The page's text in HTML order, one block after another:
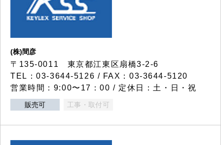
(株)間彦
〒135-0011 東京都江東区扇橋3-2-6
TEL：03-3644-5126 / FAX：03-3644-5120
営業時間：9:00〜17：00 / 定休日：土・日・祝
販売可 工事・取付可